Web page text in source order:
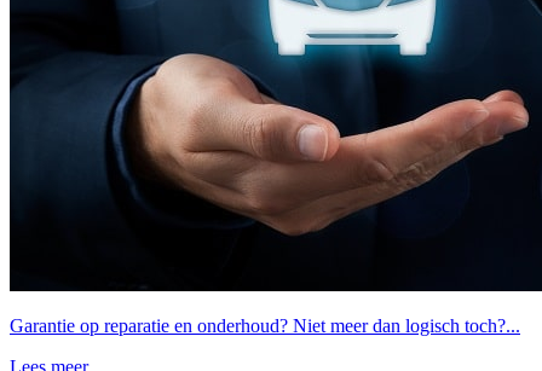
Garantie op reparatie en onderhoud? Niet meer dan logisch toch?...